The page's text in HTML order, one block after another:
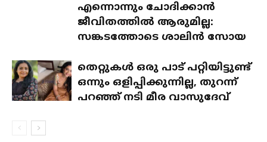
എന്നൊന്നും ചോദിക്കാൻ
ജീവിതത്തിൽ ആരുമില്ല:
സങ്കടത്തോടെ ശാലിൻ സോയ
തെറ്റുകൾ ഒരു പാട് പറ്റിയിട്ടുണ്ട്
ഒന്നും ഒളിപ്പിക്കുന്നില്ല, തുറന്ന്
പറഞ്ഞ് നടി മീര വാസുദേവ്